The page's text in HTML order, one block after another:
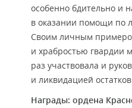
особенно бдительно и
в оказании помощи по
Своим личным
и храбростью гвардии
раз участвовала и
и ликвидацией
Награды: ордена